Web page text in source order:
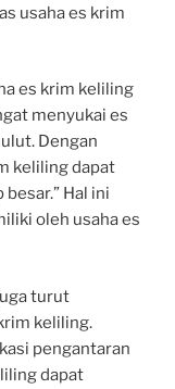
usaha es krim
es krim keliling
menyukai es
Dengan
keliling dapat
Hal ini
oleh usaha es
turut
keliling.
pengantaran
dapat